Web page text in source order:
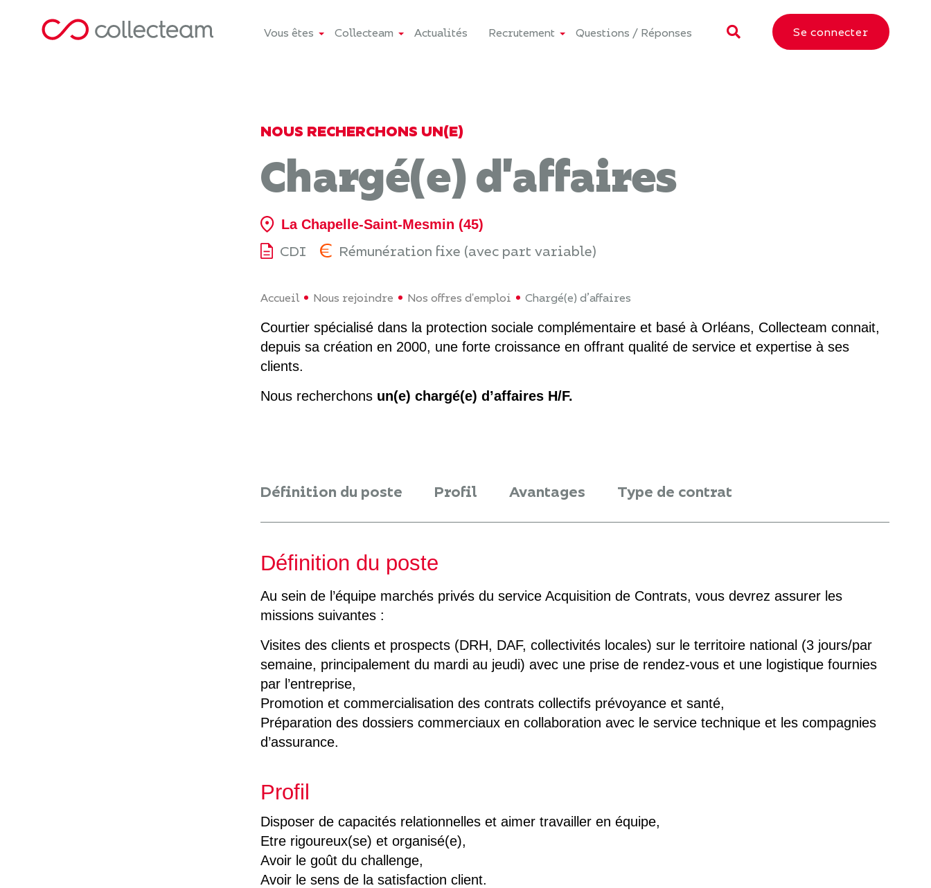
Vous êtes Collecteam Actualités Recrutement Questions / Réponses Se connecter
NOUS RECHERCHONS UN(E)
Chargé(e) d'affaires
La Chapelle-Saint-Mesmin (45)
CDI Rémunération fixe (avec part variable)
Accueil Nous rejoindre Nos offres d'emploi Chargé(e) d’affaires
Courtier spécialisé dans la protection sociale complémentaire et basé à Orléans, Collecteam connait,
depuis sa création en 2000, une forte croissance en offrant qualité de service et expertise à ses
clients.
Nous recherchons un(e) chargé(e) d’affaires H/F.
Définition du poste Profil Avantages Type de contrat
Définition du poste
Au sein de l’équipe marchés privés du service Acquisition de Contrats, vous devrez assurer les
missions suivantes :
Visites des clients et prospects (DRH, DAF, collectivités locales) sur le territoire national (3 jours/par
semaine, principalement du mardi au jeudi) avec une prise de rendez-vous et une logistique fournies
par l’entreprise,
Promotion et commercialisation des contrats collectifs prévoyance et santé,
Préparation des dossiers commerciaux en collaboration avec le service technique et les compagnies
d’assurance.
Profil
Disposer de capacités relationnelles et aimer travailler en équipe,
Etre rigoureux(se) et organisé(e),
Avoir le goût du challenge,
Avoir le sens de la satisfaction client.